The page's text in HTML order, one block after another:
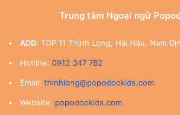
Trung tâm Ngoại ngữ
ADD: TDP 11 Thịnh Long, Hải Hậu, Nam
Hotline: 0912 347 782
Email: thinhlong@popodookids.com
Website: popodookids.com